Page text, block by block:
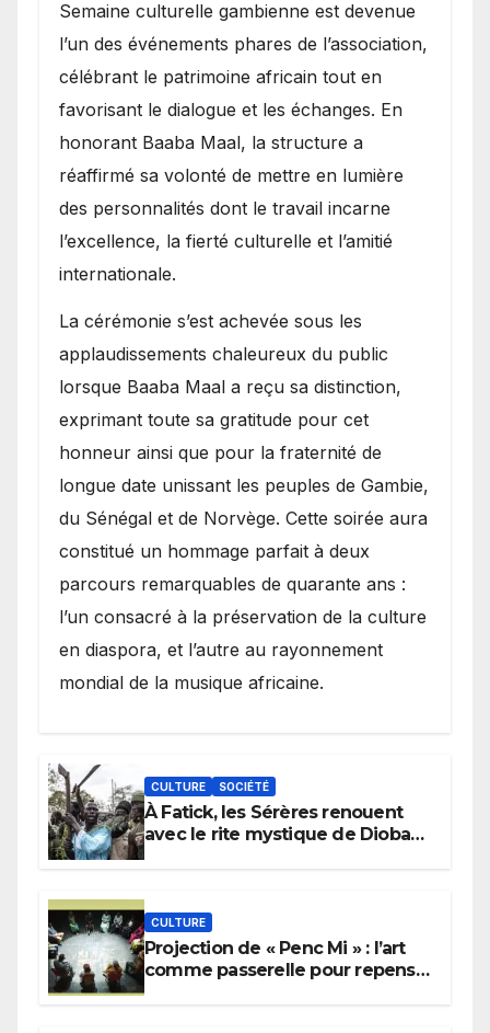
Semaine culturelle gambienne est devenue
l’un des événements phares de l’association,
célébrant le patrimoine africain tout en
favorisant le dialogue et les échanges. En
honorant Baaba Maal, la structure a
réaffirmé sa volonté de mettre en lumière
des personnalités dont le travail incarne
l’excellence, la fierté culturelle et l’amitié
internationale.
​La cérémonie s’est achevée sous les
applaudissements chaleureux du public
lorsque Baaba Maal a reçu sa distinction,
exprimant toute sa gratitude pour cet
honneur ainsi que pour la fraternité de
longue date unissant les peuples de Gambie,
du Sénégal et de Norvège. Cette soirée aura
constitué un hommage parfait à deux
parcours remarquables de quarante ans :
l’un consacré à la préservation de la culture
en diaspora, et l’autre au rayonnement
mondial de la musique africaine.
CULTURE SOCIÉTÉ
À Fatick, les Sérères renouent
avec le rite mystique de Diobaye
CULTURE
Projection de « Penc Mi » : l’art
comme passerelle pour repenser